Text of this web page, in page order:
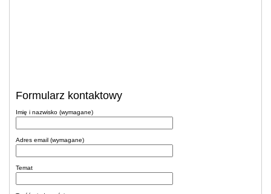
Formularz kontaktowy
Imię i nazwisko (wymagane)
Adres email (wymagane)
Temat